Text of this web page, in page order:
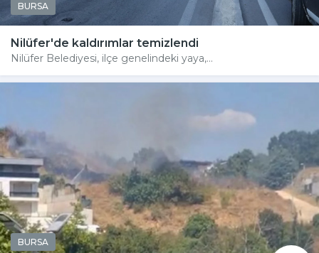
BURSA
Nilüfer'de kaldırımlar temizlendi
Nilüfer Belediyesi, ilçe genelindeki yaya,...
BURSA